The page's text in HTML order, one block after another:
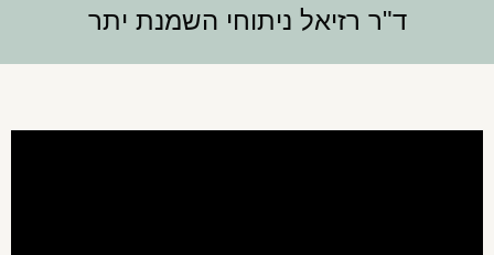
ד"ר רזיאל ניתוחי השמנת יתר